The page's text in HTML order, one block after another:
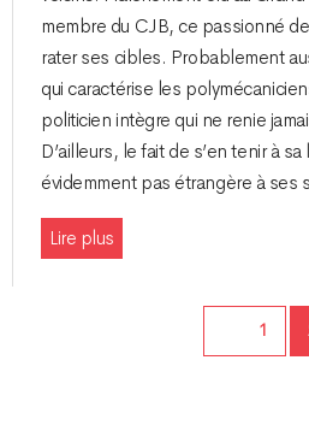
membre du CJB, ce passionné
rater ses cibles. Probablement
qui caractérise les
politicien intègre qui ne renie
D’ailleurs, le fait de s’en tenir à
évidemment pas étrangère à ses
Lire plus
Page1